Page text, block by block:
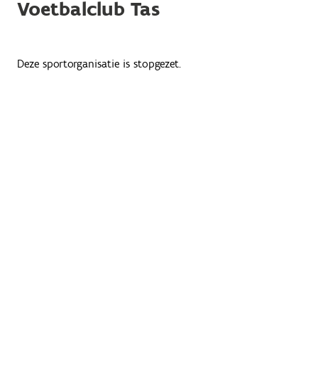
Voetbalclub Tas
Deze sportorganisatie is stopgezet.